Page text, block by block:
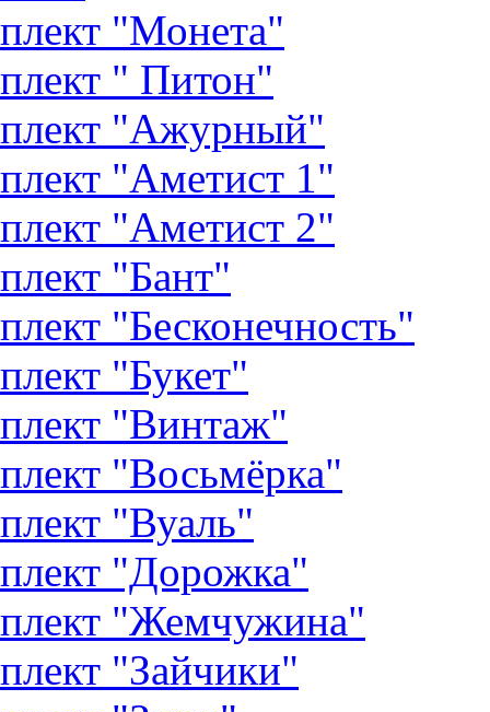
"Монета"
" Питон"
"Ажурный"
"Аметист 1"
"Аметист 2"
"Бант"
"Бесконечность"
"Букет"
"Винтаж"
"Восьмёрка"
"Вуаль"
"Дорожка"
"Жемчужина"
"Зайчики"